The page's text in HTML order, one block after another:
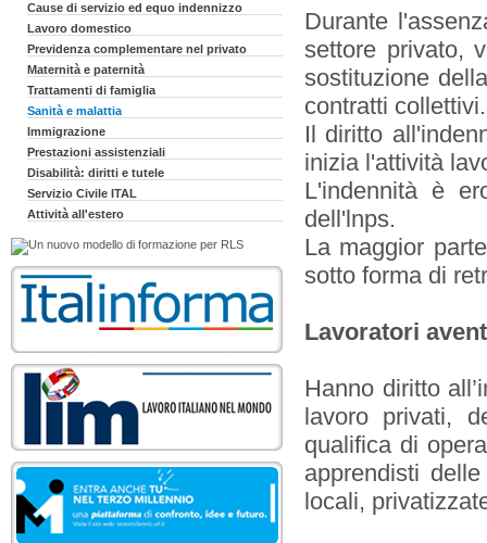
Cause di servizio ed equo indennizzo
Lavoro domestico
Previdenza complementare nel privato
Maternità e paternità
Trattamenti di famiglia
Sanità e malattia
Immigrazione
Prestazioni assistenziali
Disabilità: diritti e tutele
Servizio Civile ITAL
Attività all'estero
Durante
settore privato,
sostituzione
contratti
Il diritto
inizia l'attività
L'indennità è
dell'lnps.
La maggior
sotto forma di
Lavoratori
Hanno diritto
lavoro privati,
qualifica di
apprendisti
locali,